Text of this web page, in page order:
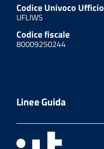
Codice Univoco Ufficio
UFLIWS
Codice fiscale
80009250244
Linee Guida